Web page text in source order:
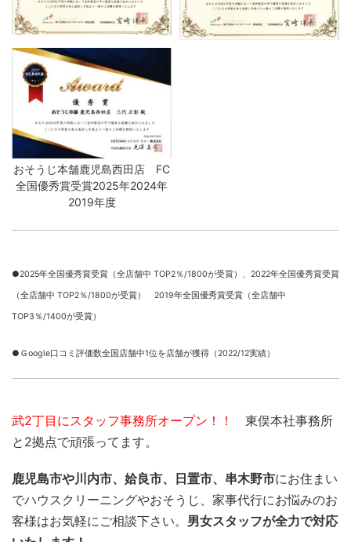
おそうじ本舗鹿児島西田店 FC
全国優秀賞受賞2025年2024年
2019年度
●2025年全国優秀賞受賞（全店舗中 TOP2％/1800が受賞）、 2022年全国優秀賞受賞
（全店舗中 TOP2％/1800が受賞） 2019年全国優秀賞受賞（全店舗中
TOP3％/1400が受賞）
●Ｇoogle口コミ評価数全国店舗中1位を店舗が獲得（2022/12実績）
武2丁目にスタッフ事務所オープン！！
東俣本社事務所
と2拠点で頑張ってます。
鹿児島市や川内市、姶良市、日置市、串木野市にお住まい
でハウスクリーニングやおそうじ、家事代行にお悩みのお
客様はお気軽にご相談下さい。 男女スタッフが全力で対応